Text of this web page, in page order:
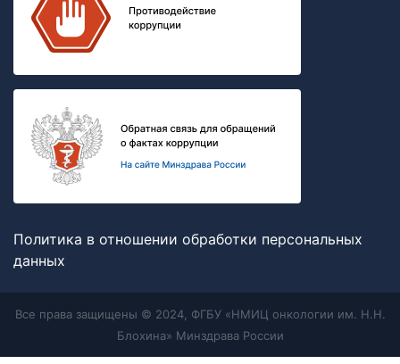
Политика в отношении обработки персональных
данных
Все права защищены © 2024, ФГБУ «НМИЦ онкологии им. Н.Н.
Блохина» Минздрава России